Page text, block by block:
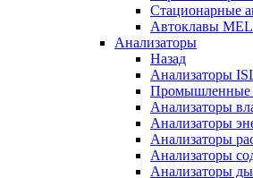
Стационарные
Автоклавы
Анализаторы
Назад
Анализаторы
Промышленные
Анализаторы
Анализаторы
Анализаторы
Анализаторы
Анализаторы